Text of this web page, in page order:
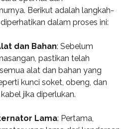
Berikut adalah langkah-
dalam proses ini:
dan Bahan: Sebelum
pastikan telah
alat dan bahan yang
kunci soket, obeng, dan
jika diperlukan.
Lama: Pertama,